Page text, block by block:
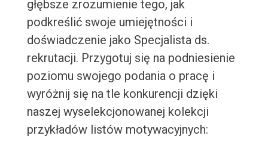
głębsze zrozumienie tego, jak
podkreślić swoje umiejętności i
doświadczenie jako Specjalista ds.
rekrutacji. Przygotuj się na podniesienie
poziomu swojego podania o pracę i
wyróżnij się na tle konkurencji dzięki
naszej wyselekcjonowanej kolekcji
przykładów listów motywacyjnych: